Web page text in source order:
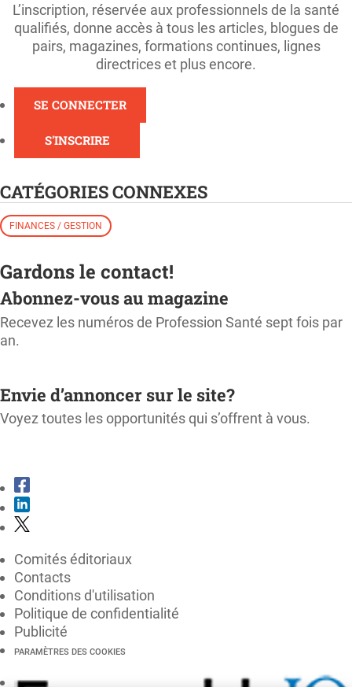
L’inscription, réservée aux professionnels de la santé
qualifiés, donne accès à tous les articles, blogues de
pairs, magazines, formations continues, lignes
directrices et plus encore.
SE CONNECTER
S'INSCRIRE
CATÉGORIES CONNEXES
FINANCES / GESTION
Gardons le contact!
Abonnez-vous au magazine
Recevez les numéros de Profession Santé sept fois par
an.
Envie d’annoncer sur le site?
Voyez toutes les opportunités qui s’offrent à vous.
Comités éditoriaux
Contacts
Conditions d'utilisation
Politique de confidentialité
Publicité
PARAMÈTRES DES COOKIES